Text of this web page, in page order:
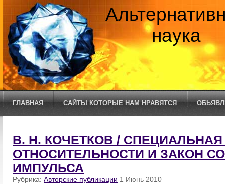
наука
ГЛАВНАЯ САЙТЫ КОТОРЫЕ НАМ НРАВЯТСЯ
В. Н. КОЧЕТКОВ /
ОТНОСИТЕЛЬНОСТИ И ЗАКОН
ИМПУЛЬСА
Рубрика: Авторские публикации 1 Июнь 2010